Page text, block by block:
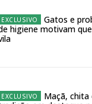
Gatos e
higiene motivam
Maçã, chita